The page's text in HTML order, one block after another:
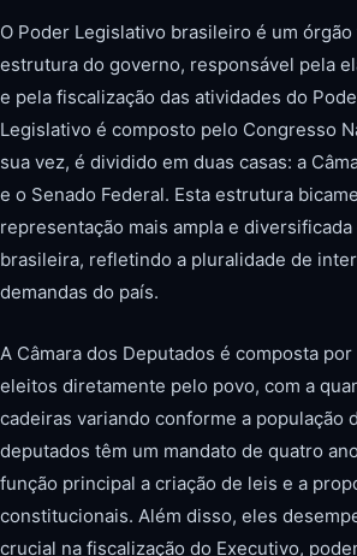
O Poder Legislativo brasileiro é um
estrutura do governo, responsável pela
e pela fiscalização das atividades do
Legislativo é composto pelo Congresso
sua vez, é dividido em duas casas: a
e o Senado Federal. Esta estrutura
representação mais ampla e diversificada
brasileira, refletindo a pluralidade de
demandas do país.
A Câmara dos Deputados é composta
eleitos diretamente pelo povo, com a
cadeiras variando conforme a população
deputados têm um mandato de quatro
função principal a criação de leis e a
constitucionais. Além disso, eles
crucial na fiscalização do Executivo,